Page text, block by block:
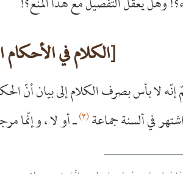
[الكلام في
إنّه لا بأس بصرف الكلام إلى بيان أنّ
في ألسنة جماعة(٣) ـ أو لا ، وإنّما